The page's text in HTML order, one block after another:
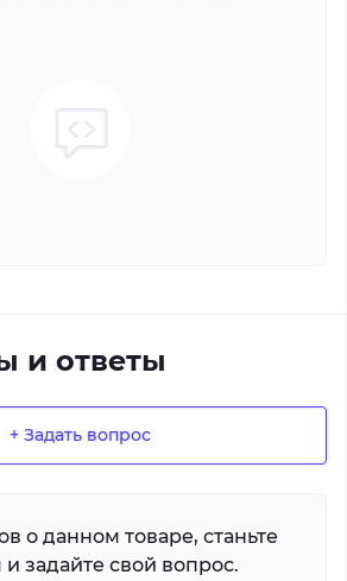
и ответы
+ Задать вопрос
о данном товаре, станьте
задайте свой вопрос.